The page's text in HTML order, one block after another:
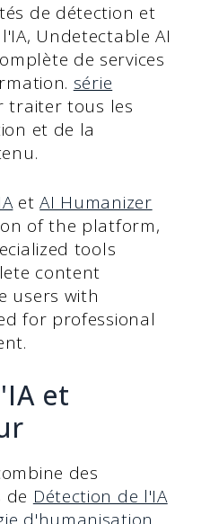
de détection et
Undetectable AI
de services
série
traiter tous les
et de la
etAI Humanizer
of the platform,
tools
content
users with
for professional
et
des
de Détection de l'IA